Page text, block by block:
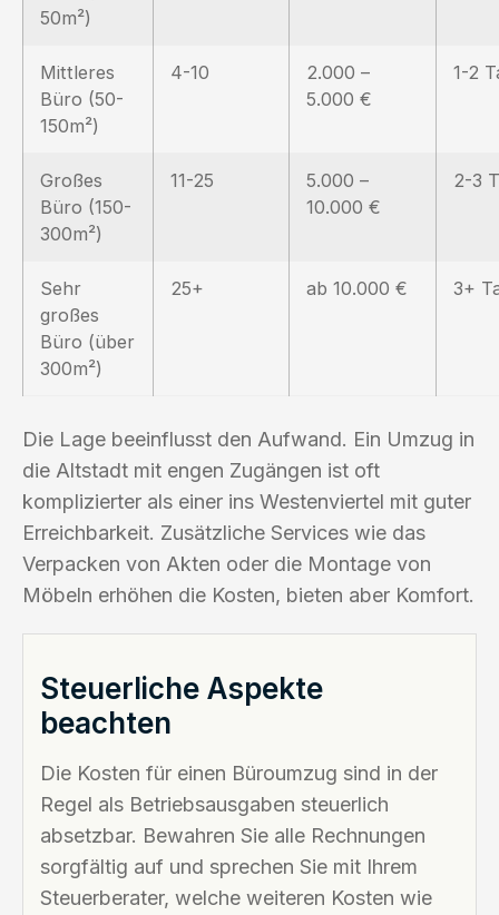
50m²)
Mittleres
Büro (50-
150m²)
4-10
2.000 –
5.000 €
1-2
Großes
Büro (150-
300m²)
11-25
5.000 –
10.000 €
2-3
Sehr
großes
Büro (über
300m²)
25+ ab 10.000 € 3+
Die Lage beeinflusst den Aufwand. Ein Umzug in
die Altstadt mit engen Zugängen ist oft
komplizierter als einer ins Westenviertel mit guter
Erreichbarkeit. Zusätzliche Services wie das
Verpacken von Akten oder die Montage von
Möbeln erhöhen die Kosten, bieten aber Komfort.
Steuerliche Aspekte
beachten
Die Kosten für einen Büroumzug sind in der
Regel als Betriebsausgaben steuerlich
absetzbar. Bewahren Sie alle Rechnungen
sorgfältig auf und sprechen Sie mit Ihrem
Steuerberater, welche weiteren Kosten wie